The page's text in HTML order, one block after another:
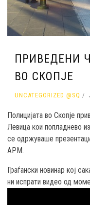
ПРИВЕДЕНИ
ВО СКОПЈЕ
UNCATEGORIZED @SQ
Полицијата во Скопје
Левица кои попладнево
се одржуваше
АРМ.
Граѓански новинар кој
ни испрати видео од